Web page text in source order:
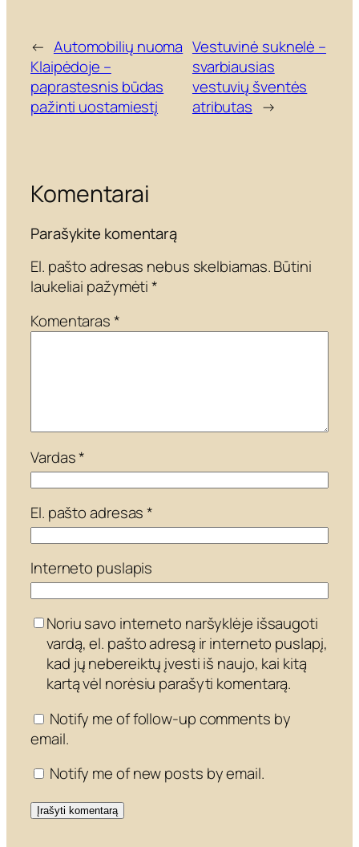
← Automobilių nuoma
Klaipėdoje –
paprastesnis būdas
pažinti uostamiestį
Vestuvinė suknelė –
svarbiausias
vestuvių šventės
atributas →
Komentarai
Parašykite komentarą
El. pašto adresas nebus skelbiamas.Būtini
laukeliai pažymėti*
Komentaras*
Vardas*
El. pašto adresas*
Interneto puslapis
Noriu savo interneto naršyklėje išsaugoti
vardą, el. pašto adresą ir interneto puslapį,
kad jų nebereiktų įvesti iš naujo, kai kitą
kartą vėl norėsiu parašyti komentarą.
Notify me of follow-up comments by
email.
Notify me of new posts by email.